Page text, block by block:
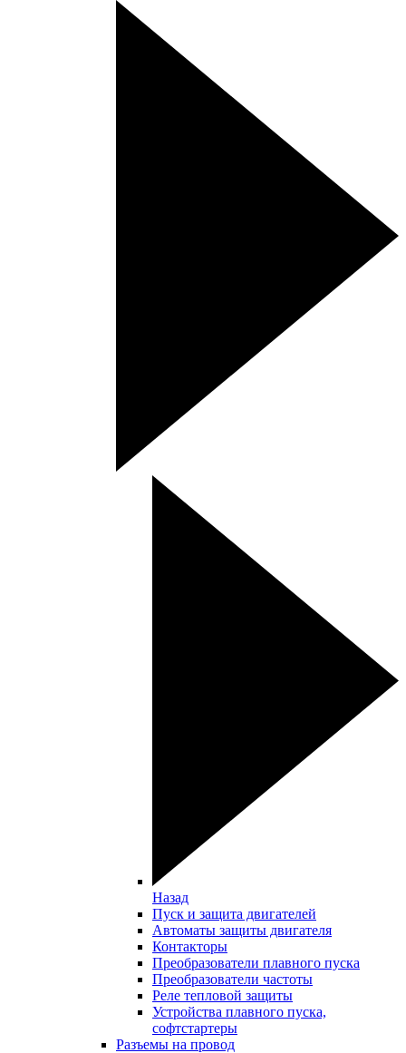
Назад
Пуск и защита двигателей
Автоматы защиты двигателя
Контакторы
Преобразователи плавного пуска
Преобразователи частоты
Реле тепловой защиты
Устройства плавного пуска,
софтстартеры
Разъемы на провод